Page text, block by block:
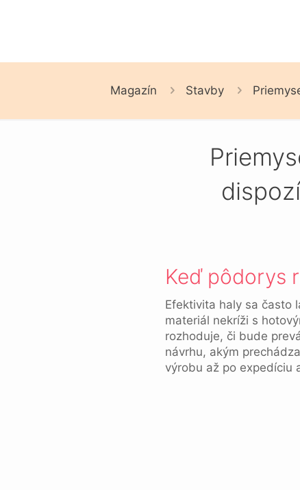
Magazín Stavby
Keď pôdorys
Efektivita haly sa často
materiál nekríži s
rozhoduje, či bude
návrhu, akým
výrobu až po expedíciu